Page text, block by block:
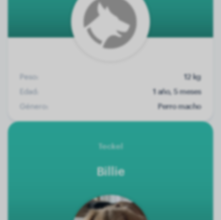
Peso:
12 kg
Edad:
1 año, 5 meses
Género:
Perro macho
Teckel
Billie